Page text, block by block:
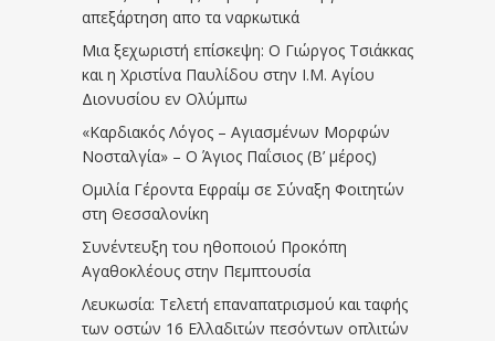
απεξάρτηση απο τα ναρκωτικά
Μια ξεχωριστή επίσκεψη: Ο Γιώργος Τσιάκκας
και η Χριστίνα Παυλίδου στην Ι.Μ. Αγίου
Διονυσίου εν Ολύμπω
«Καρδιακός Λόγος – Αγιασμένων Μορφών
Νοσταλγία» – Ο Άγιος Παΐσιος (Β’ μέρος)
Ομιλία Γέροντα Εφραίμ σε Σύναξη Φοιτητών
στη Θεσσαλονίκη
Συνέντευξη του ηθοποιού Προκόπη
Αγαθοκλέους στην Πεμπτουσία
Λευκωσία: Τελετή επαναπατρισμού και ταφής
των οστών 16 Ελλαδιτών πεσόντων οπλιτών